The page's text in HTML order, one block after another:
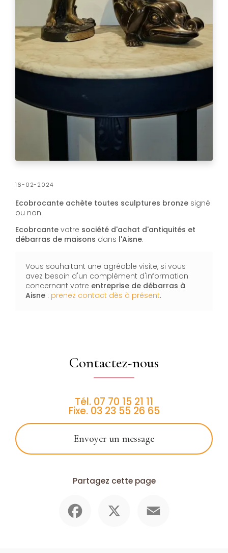
16-02-2024
Ecobrocante achète toutes sculptures bronze signé
ou non.
Ecobrcante votre société d'achat d'antiquités et
débarras de maisons dans ​​​​l'Aisne.
Vous souhaitant une agréable visite, si vous
avez besoin d'un complément d'information
concernant votre entreprise de débarras à
Aisne : prenez contact dès à présent.
Contactez-nous
Tél. 07 70 15 21 11
Fixe. 03 23 55 26 65
Envoyer un message
Partagez cette page